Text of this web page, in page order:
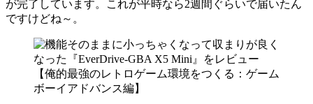
が完了しています。これが平時なら2週間ぐらいで届いたん
ですけどね～。